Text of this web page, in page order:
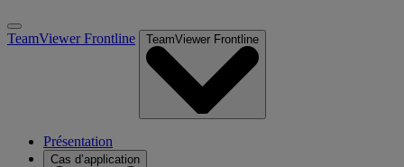
TeamViewer Frontline TeamViewer Frontline
Présentation
Cas d’application